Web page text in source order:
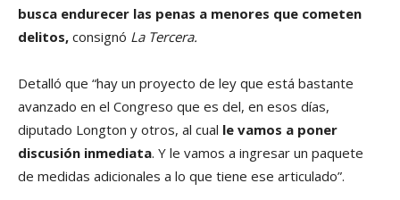
busca endurecer las penas a menores que cometen
delitos, consignó La Tercera.
Detalló que “hay un proyecto de ley que está bastante
avanzado en el Congreso que es del, en esos días,
diputado Longton y otros, al cual le vamos a poner
discusión inmediata. Y le vamos a ingresar un paquete
de medidas adicionales a lo que tiene ese articulado”.